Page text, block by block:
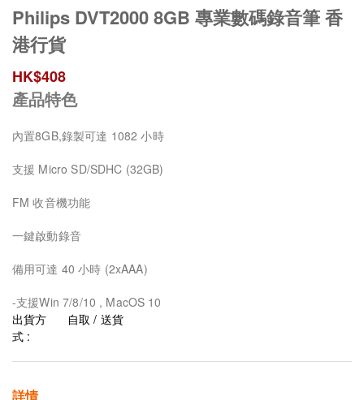
Philips DVT2000 8GB 專業數碼錄音筆 香
港行貨
HK$408
產品特色
內置8GB,錄製可達 1082 小時
支援 Micro SD/SDHC (32GB)
FM 收音機功能
一鍵啟動錄音
備用可達 40 小時 (2xAAA)
-支援Win 7/8/10 , MacOS 10
出貨方
式 :
自取 / 送貨
詳情